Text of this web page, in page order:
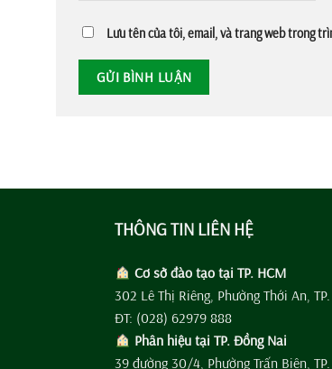
Lưu tên của tôi, email, và trang web trong
THÔNG TIN LIÊN HỆ
Cơ sở đào tạo tại TP. HCM
302 Lê Thị Riêng, Phường Thới An,
ĐT: (028) 62979 888
Phân hiệu tại TP. Đồng Nai
39 đường 30/4, Phường Trấn Biên,